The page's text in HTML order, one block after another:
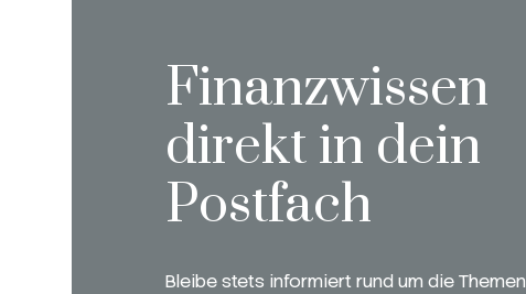
Finanzwissen
direkt in dein
Postfach
Bleibe stets informiert rund um die Themen